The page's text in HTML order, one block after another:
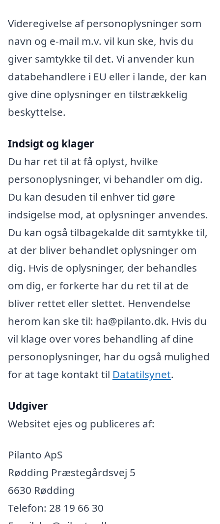
Videregivelse af personoplysninger som
navn og e-mail m.v. vil kun ske, hvis du
giver samtykke til det. Vi anvender kun
databehandlere i EU eller i lande, der kan
give dine oplysninger en tilstrækkelig
beskyttelse.
Indsigt og klager
Du har ret til at få oplyst, hvilke
personoplysninger, vi behandler om dig.
Du kan desuden til enhver tid gøre
indsigelse mod, at oplysninger anvendes.
Du kan også tilbagekalde dit samtykke til,
at der bliver behandlet oplysninger om
dig. Hvis de oplysninger, der behandles
om dig, er forkerte har du ret til at de
bliver rettet eller slettet. Henvendelse
herom kan ske til: ha@pilanto.dk. Hvis du
vil klage over vores behandling af dine
personoplysninger, har du også mulighed
for at tage kontakt til Datatilsynet.
Udgiver
Websitet ejes og publiceres af:
Pilanto ApS
Rødding Præstegårdsvej 5
6630 Rødding
Telefon: 28 19 66 30